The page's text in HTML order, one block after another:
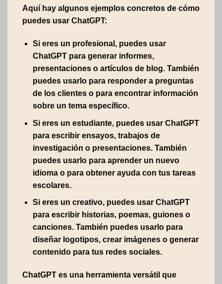
Aquí hay algunos ejemplos concretos de cómo
puedes usar ChatGPT:
Si eres un profesional, puedes usar
ChatGPT para generar informes,
presentaciones o artículos de blog. También
puedes usarlo para responder a preguntas
de los clientes o para encontrar información
sobre un tema específico.
Si eres un estudiante, puedes usar ChatGPT
para escribir ensayos, trabajos de
investigación o presentaciones. También
puedes usarlo para aprender un nuevo
idioma o para obtener ayuda con tus tareas
escolares.
Si eres un creativo, puedes usar ChatGPT
para escribir historias, poemas, guiones o
canciones. También puedes usarlo para
diseñar logotipos, crear imágenes o generar
contenido para tus redes sociales.
ChatGPT es una herramienta versátil que